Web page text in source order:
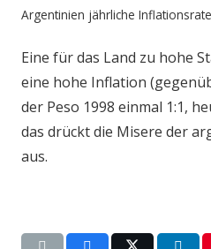
Argentinien jährliche
Eine für das Land zu hohe
eine hohe Inflation
der Peso 1998 einmal 1:1,
das drückt die Misere der
aus.